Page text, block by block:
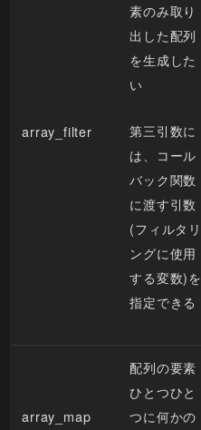
array_filter
素のみ取り
出した配列
を生成した
い
第三引数に
は、コール
バック関数
に渡す引数
(フィルタリ
ングに使用
する変数)を
指定できる
array_map
配列の要素
ひとつひと
つに何かの